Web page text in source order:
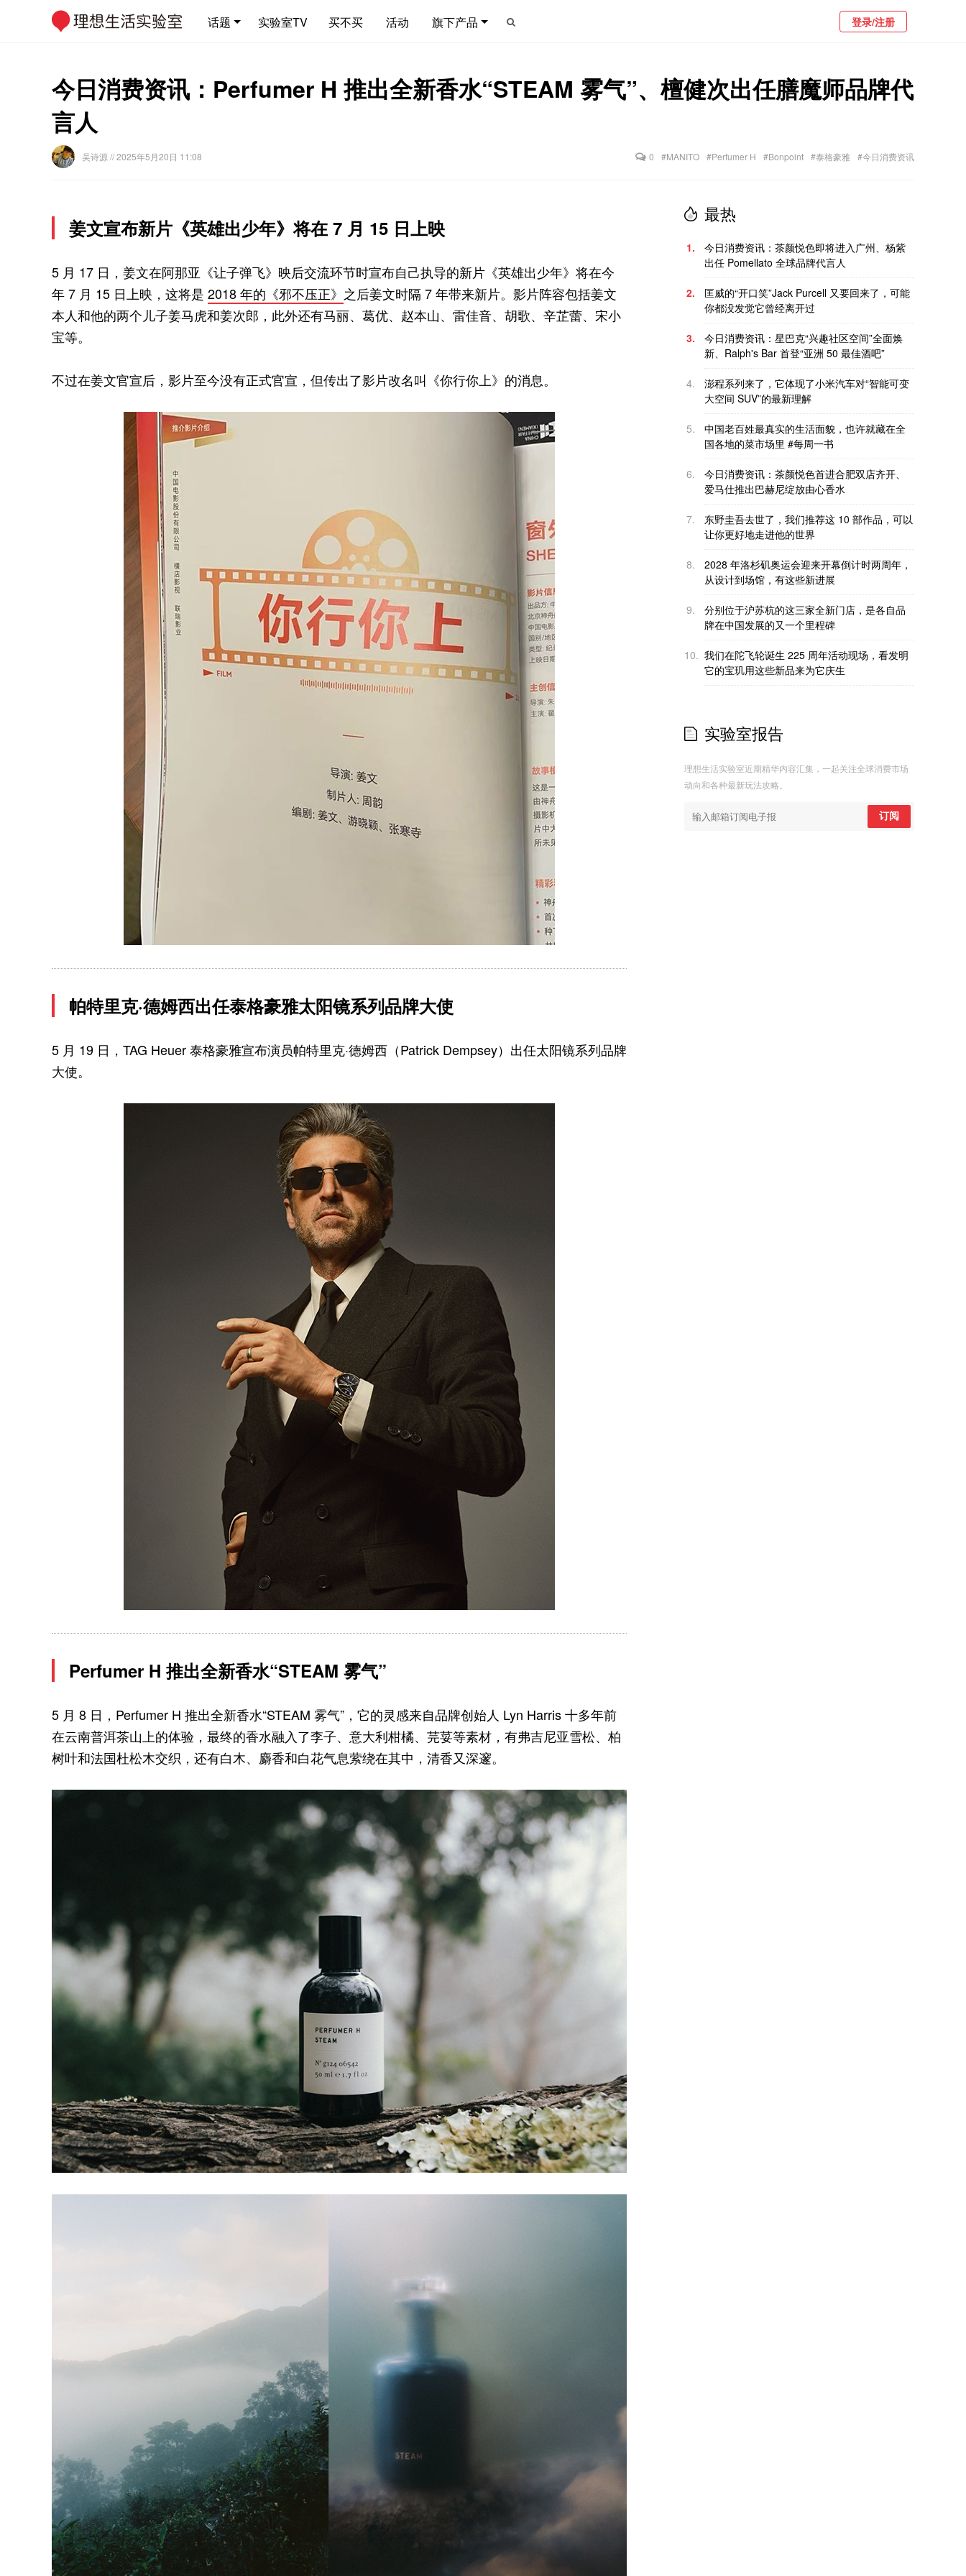
话题 实验室TV 买不买 活动 旗下产品 登录/注册
今日消费资讯：Perfumer H 推出全新香水“STEAM 雾气”、檀健次出任膳魔师品牌代
言人
吴诗源 // 2025年5月20日 11:08 0 #MANITO #Perfumer H #Bonpoint #泰格豪雅 #今日消费资讯
姜文宣布新片《英雄出少年》将在 7 月 15 日上映
5 月 17 日，姜文在阿那亚《让子弹飞》映后交流环节时宣布自己执导的新片《英雄出少年》将在今
年 7 月 15 日上映，这将是 2018 年的《邪不压正》 之后姜文时隔 7 年带来新片。影片阵容包括姜文
本人和他的两个儿子姜马虎和姜次郎，此外还有马丽、葛优、赵本山、雷佳音、胡歌、辛芷蕾、宋小
宝等。
不过在姜文官宣后，影片至今没有正式官宣，但传出了影片改名叫《你行你上》的消息。
帕特里克·德姆西出任泰格豪雅太阳镜系列品牌大使
5 月 19 日，TAG Heuer 泰格豪雅宣布演员帕特里克·德姆西（Patrick Dempsey）出任太阳镜系列品牌
大使。
Perfumer H 推出全新香水“STEAM 雾气”
5 月 8 日，Perfumer H 推出全新香水“STEAM 雾气”，它的灵感来自品牌创始人 Lyn Harris 十多年前
在云南普洱茶山上的体验，最终的香水融入了李子、意大利柑橘、芫荽等素材，有弗吉尼亚雪松、柏
树叶和法国杜松木交织，还有白木、麝香和白花气息萦绕在其中，清香又深邃。
最热
1.
今日消费资讯：茶颜悦色即将进入广州、杨紫
出任 Pomellato 全球品牌代言人
2.
匡威的“开口笑”Jack Purcell 又要回来了，可能
你都没发觉它曾经离开过
3.
今日消费资讯：星巴克“兴趣社区空间”全面焕
新、Ralph's Bar 首登“亚洲 50 最佳酒吧”
4.
澎程系列来了，它体现了小米汽车对“智能可变
大空间 SUV”的最新理解
5.
中国老百姓最真实的生活面貌，也许就藏在全
国各地的菜市场里 #每周一书
6.
今日消费资讯：茶颜悦色首进合肥双店齐开、
爱马仕推出巴赫尼绽放由心香水
7.
东野圭吾去世了，我们推荐这 10 部作品，可以
让你更好地走进他的世界
8.
2028 年洛杉矶奥运会迎来开幕倒计时两周年，
从设计到场馆，有这些新进展
9.
分别位于沪苏杭的这三家全新门店，是各自品
牌在中国发展的又一个里程碑
10. 我们在陀飞轮诞生 225 周年活动现场，看发明
它的宝玑用这些新品来为它庆生
实验室报告
理想生活实验室近期精华内容汇集，一起关注全球消费市场
动向和各种最新玩法攻略。